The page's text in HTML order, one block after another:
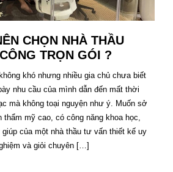
CHỌN NHÀ THẦU
TRỌN GÓI ?
khó nhưng nhiều gia chủ chưa biết
nhu cầu của mình dẫn đến mất thời
mà không toại nguyện như ý. Muốn sở
thẩm mỹ cao, có công năng khoa học,
của một nhà thầu tư vấn thiết kế uy
và giỏi chuyên […]